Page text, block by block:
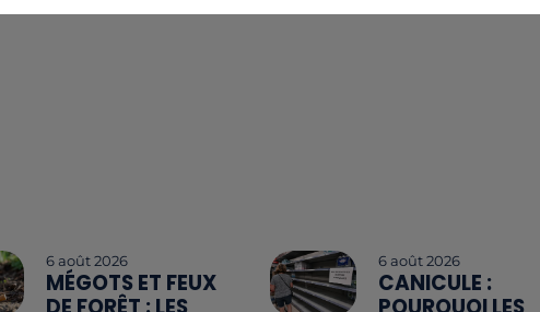
6 août 2026
MÉGOTS ET FEUX
6 août 2026
CANICULE :